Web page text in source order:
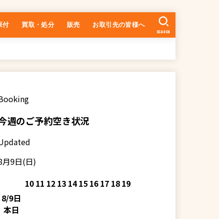
付 買取・処分 販売 お取引先の皆様へ
SEARCH